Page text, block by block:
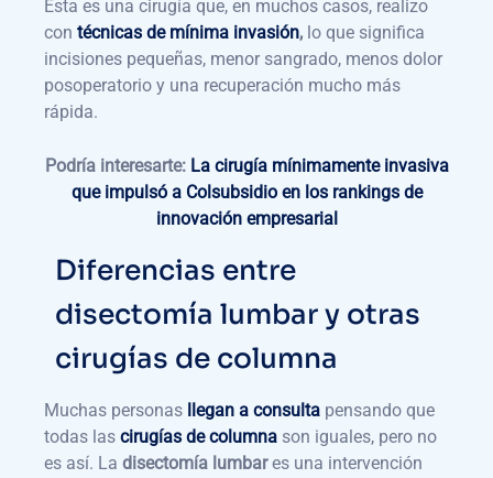
Esta es una cirugía que, en muchos casos, realizo
con técnicas de mínima invasión, lo que significa
incisiones pequeñas, menor sangrado, menos dolor
posoperatorio y una recuperación mucho más
rápida.
Podría interesarte: La cirugía mínimamente invasiva
que impulsó a Colsubsidio en los rankings de
innovación empresarial
Diferencias entre
disectomía lumbar y otras
cirugías de columna
Muchas personas llegan a consulta pensando que
todas las cirugías de columna son iguales, pero no
es así. La disectomía lumbares una intervención